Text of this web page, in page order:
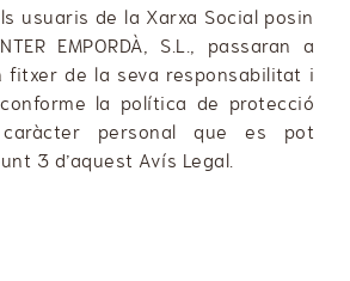
usuaris de la Xarxa Social posin
EMPORDÀ, S.L., passaran a
fitxer de la seva responsabilitat i
la política de protecció
personal que es pot
3 d’aquest Avís Legal.